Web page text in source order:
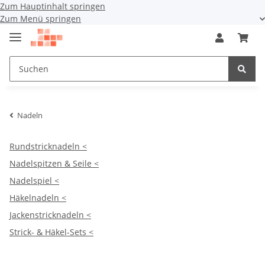
Zum Hauptinhalt springen
Zum Menü springen
Nadeln
Rundstricknadeln <
Nadelspitzen & Seile <
Nadelspiel <
Häkelnadeln <
Jackenstricknadeln <
Strick- & Häkel-Sets <